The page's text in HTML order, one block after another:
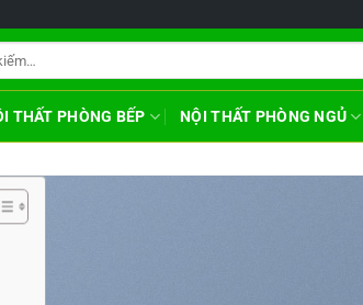
THẤT PHÒNG BẾP NỘI THẤT PHÒNG NGỦ